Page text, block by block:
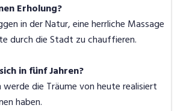
Erholung?
in der Natur, eine herrliche Massage
durch die Stadt zu chauffieren.
in fünf Jahren?
werde die Träume von heute realisiert
haben.